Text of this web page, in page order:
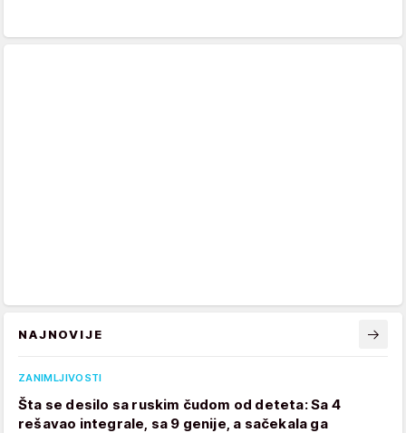
NAJNOVIJE
ZANIMLJIVOSTI
Šta se desilo sa ruskim čudom od deteta: Sa 4
rešavao integrale, sa 9 genije, a sačekala ga